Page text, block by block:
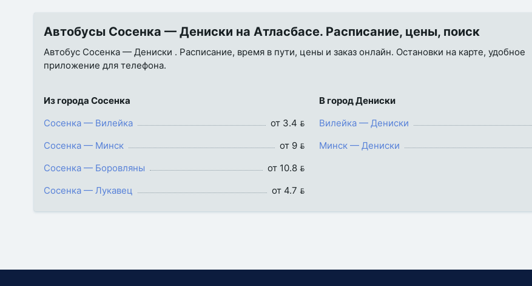
Автобусы Сосенка — Дениски на Атласбасе. Расписание, цены, поиск
Автобус Сосенка — Дениски . Расписание, время в пути, цены и заказ онлайн. Остановки на карте, удобное
приложение для телефона.
Из города Сосенка
Сосенка — Вилейка
от 3.4 
Сосенка — Минск
от 9 
Сосенка — Боровляны
от 10.8 
Сосенка — Лукавец
от 4.7 
В город Дениски
Вилейка — Дениски
Минск — Дениски